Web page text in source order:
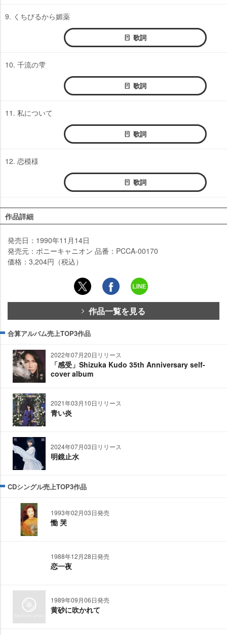
9. くちびるから媚薬
歌詞
10. 千流の雫
歌詞
11. 私について
歌詞
12. 恋模様
歌詞
作品詳細
発売日：1990年11月14日
発売元：ポニーキャニオン 品番：PCCA-00170
価格：3,204円（税込）
作品一覧を見る
合算アルバム売上TOP3作品
2022年07月20日リリース
「感受」Shizuka Kudo 35th Anniversary self-
cover album
2021年03月10日リリース
青い炎
2024年07月03日リリース
明鏡止水
CDシングル売上TOP3作品
1993年02月03日発売
慟 哭
1988年12月28日発売
恋一夜
1989年09月06日発売
黄砂に吹かれて